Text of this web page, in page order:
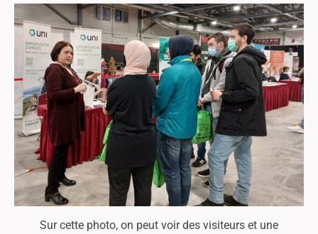
Sur cette photo, on peut voir des visiteurs et une